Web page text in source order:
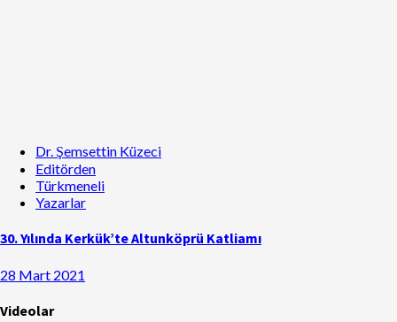
Dr. Şemsettin Küzeci
Editörden
Türkmeneli
Yazarlar
30. Yılında Kerkük’te Altunköprü Katliamı
28 Mart 2021
Videolar